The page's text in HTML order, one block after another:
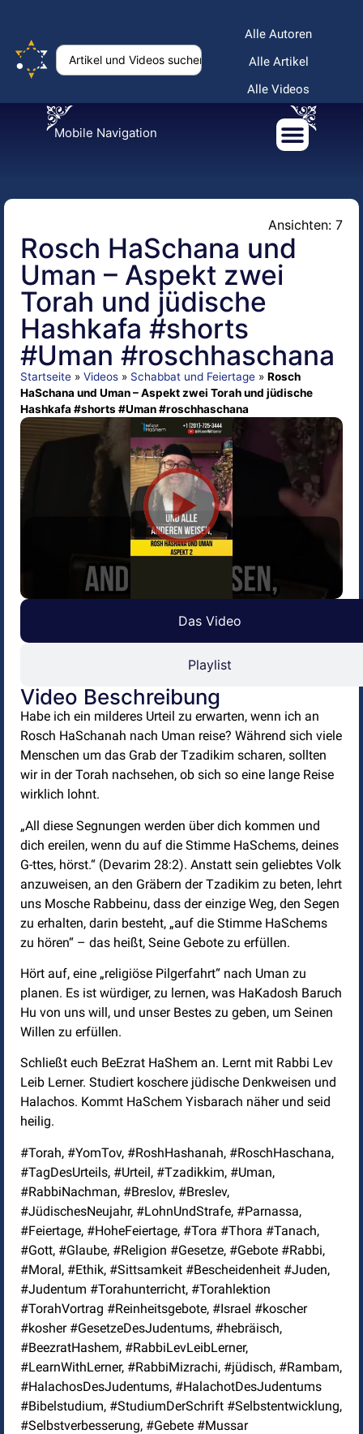
Alle Autoren
Alle Artikel
Alle Videos
Mobile Navigation
Ansichten: 7
Rosch HaSchana und
Uman – Aspekt zwei
Torah und jüdische
Hashkafa #shorts
#Uman #roschhaschana
Startseite » Videos » Schabbat und Feiertage » Rosch
HaSchana und Uman – Aspekt zwei Torah und jüdische
Hashkafa #shorts #Uman #roschhaschana
Das Video
Playlist
Video Beschreibung
Habe ich ein milderes Urteil zu erwarten, wenn ich an
Rosch HaSchanah nach Uman reise? Während sich viele
Menschen um das Grab der Tzadikim scharen, sollten
wir in der Torah nachsehen, ob sich so eine lange Reise
wirklich lohnt.
„All diese Segnungen werden über dich kommen und
dich ereilen, wenn du auf die Stimme HaSchems, deines
G-ttes, hörst.“ (Devarim 28:2). Anstatt sein geliebtes Volk
anzuweisen, an den Gräbern der Tzadikim zu beten, lehrt
uns Mosche Rabbeinu, dass der einzige Weg, den Segen
zu erhalten, darin besteht, „auf die Stimme HaSchems
zu hören“ – das heißt, Seine Gebote zu erfüllen.
Hört auf, eine „religiöse Pilgerfahrt“ nach Uman zu
planen. Es ist würdiger, zu lernen, was HaKadosh Baruch
Hu von uns will, und unser Bestes zu geben, um Seinen
Willen zu erfüllen.
Schließt euch BeEzrat HaShem an. Lernt mit Rabbi Lev
Leib Lerner. Studiert koschere jüdische Denkweisen und
Halachos. Kommt HaSchem Yisbarach näher und seid
heilig.
#Torah, #YomTov, #RoshHashanah, #RoschHaschana,
#TagDesUrteils, #Urteil, #Tzadikkim, #Uman,
#RabbiNachman, #Breslov, #Breslev,
#JüdischesNeujahr, #LohnUndStrafe, #Parnassa,
#Feiertage, #HoheFeiertage, #Tora #Thora #Tanach,
#Gott, #Glaube, #Religion #Gesetze, #Gebote #Rabbi,
#Moral, #Ethik, #Sittsamkeit #Bescheidenheit #Juden,
#Judentum #Torahunterricht, #Torahlektion
#TorahVortrag #Reinheitsgebote, #Israel #koscher
#kosher #GesetzeDesJudentums, #hebräisch,
#BeezratHashem, #RabbiLevLeibLerner,
#LearnWithLerner, #RabbiMizrachi, #jüdisch, #Rambam,
#HalachosDesJudentums, #HalachotDesJudentums
#Bibelstudium, #StudiumDerSchrift #Selbstentwicklung,
#Selbstverbesserung, #Gebete #Mussar